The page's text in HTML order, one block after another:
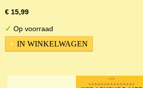
€ 15,99
✓ Op voorraad
IN WINKELWAGEN